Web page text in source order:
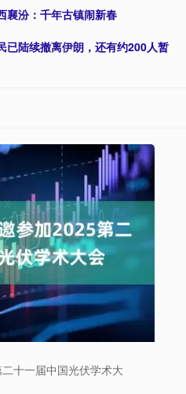
襄汾：千年古镇闹新春
已陆续撤离伊朗，还有约200人暂
十一届中国光伏学术大